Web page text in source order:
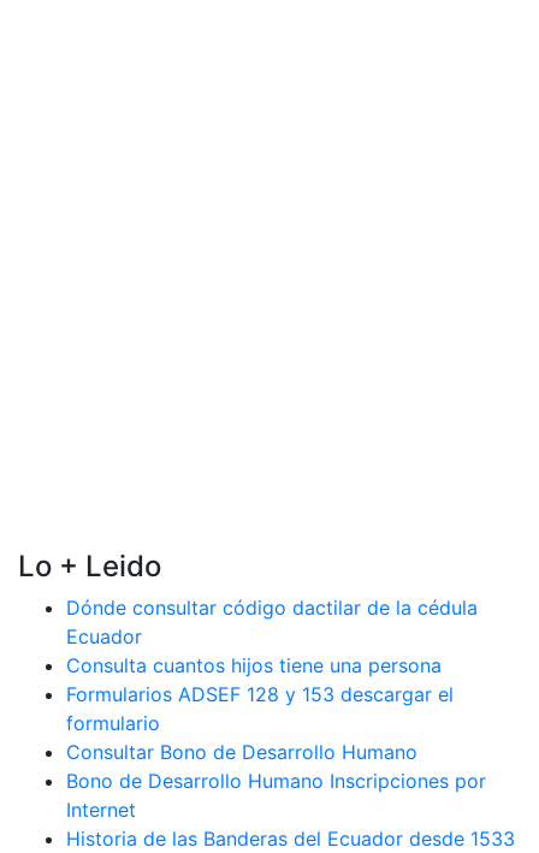
Lo + Leido
Dónde consultar código dactilar de la cédula
Ecuador
Consulta cuantos hijos tiene una persona
Formularios ADSEF 128 y 153 descargar el
formulario
Consultar Bono de Desarrollo Humano
Bono de Desarrollo Humano Inscripciones por
Internet
Historia de las Banderas del Ecuador desde 1533